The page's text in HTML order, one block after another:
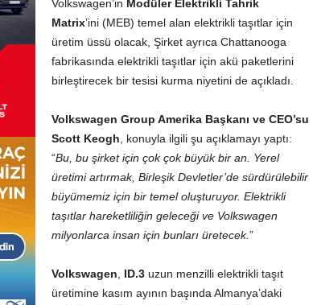
Volkswagen’in Modüler Elektrikli Tahrik
Matrix’ini (MEB) temel alan elektrikli taşıtlar için
üretim üssü olacak, Şirket ayrıca Chattanooga
fabrikasında elektrikli taşıtlar için akü paketlerini
birleştirecek bir tesisi kurma niyetini de açıkladı.
Volkswagen Group Amerika Başkanı ve CEO’su
Scott Keogh , konuyla ilgili şu açıklamayı yaptı:
“Bu, bu şirket için çok çok büyük bir an. Yerel
üretimi artırmak, Birleşik Devletler’de sürdürülebilir
büyümemiz için bir temel oluşturuyor. Elektrikli
taşıtlar hareketliliğin geleceği ve Volkswagen
milyonlarca insan için bunları üretecek.”
Volkswagen ID.3uzun menzilli elektrikli taşıt
üretimine kasım ayının başında Almanya’daki